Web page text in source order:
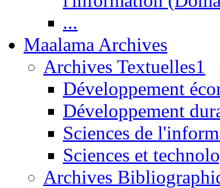
...
Maalama Archives
Archives Textuelles1
Développement
Développement
Sciences de
Sciences et
Archives